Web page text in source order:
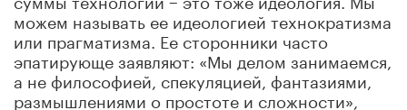
можем называть ее идеологией технократизма
или прагматизма. Ее сторонники часто
эпатирующе заявляют: «Мы делом занимаемся,
а не философией, спекуляцией, фантазиями,
размышлениями о простоте и сложности»,